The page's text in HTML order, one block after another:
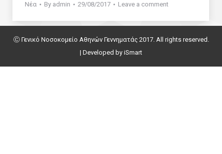
Νέα By admin 29/08/2017 Leave a comment
Ⓒ Γενικό Νοσοκομείο Αθηνών Γεννηματάς 2017. All rights reserved.
| Developed by iSmart